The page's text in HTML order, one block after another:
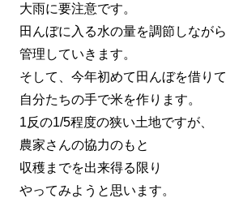
大雨に要注意です。
田んぼに入る水の量を調節しながら
管理していきます。
そして、今年初めて田んぼを借りて
自分たちの手で米を作ります。
1反の1/5程度の狭い土地ですが、
農家さんの協力のもと
収穫までを出来得る限り
やってみようと思います。